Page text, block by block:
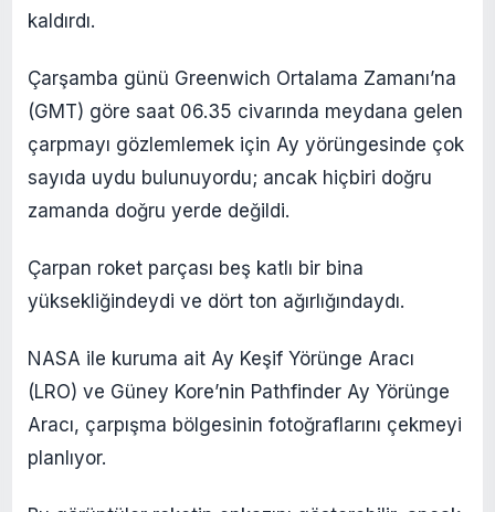
kaldırdı.
Çarşamba günü Greenwich Ortalama Zamanı’na
(GMT) göre saat 06.35 civarında meydana gelen
çarpmayı gözlemlemek için Ay yörüngesinde çok
sayıda uydu bulunuyordu; ancak hiçbiri doğru
zamanda doğru yerde değildi.
Çarpan roket parçası beş katlı bir bina
yüksekliğindeydi ve dört ton ağırlığındaydı.
NASA ile kuruma ait Ay Keşif Yörünge Aracı
(LRO) ve Güney Kore’nin Pathfinder Ay Yörünge
Aracı, çarpışma bölgesinin fotoğraflarını çekmeyi
planlıyor.